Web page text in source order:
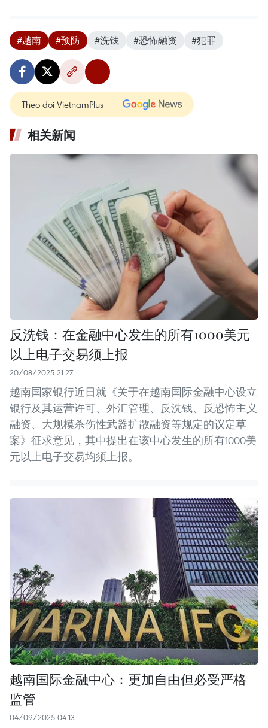
#越南 #预防 #洗钱 #恐怖融资 #犯罪
Theo dõi VietnamPlus
相关新闻
反洗钱：在金融中心发生的所有1000美元
以上电子交易须上报
20/08/2025 21:27
越南国家银行近日就《关于在越南国际金融中心设立
银行及其运营许可、外汇管理、反洗钱、反恐怖主义
融资、大规模杀伤性武器扩散融资等规定的议定草
案》征求意见，其中提出在该中心发生的所有1000美
元以上电子交易均须上报。
越南国际金融中心：更加自由但必受严格
监管
04/09/2025 04:13